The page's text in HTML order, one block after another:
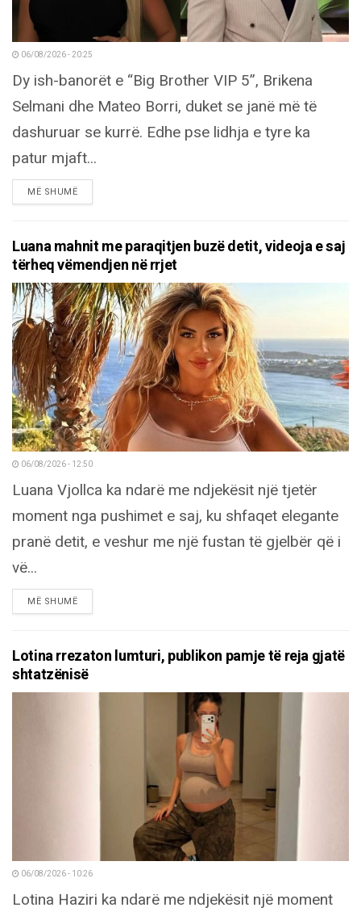
06/08/2026 - 20:25
Dy ish-banorët e “Big Brother VIP 5”, Brikena
Selmani dhe Mateo Borri, duket se janë më të
dashuruar se kurrë. Edhe pse lidhja e tyre ka
patur mjaft...
MË SHUMËDETAILS
Luana mahnit me paraqitjen buzë detit, videoja e saj
tërheq vëmendjen në rrjet
06/08/2026 - 12:50
Luana Vjollca ka ndarë me ndjekësit një tjetër
moment nga pushimet e saj, ku shfaqet elegante
pranë detit, e veshur me një fustan të gjelbër që i
vë...
MË SHUMËDETAILS
Lotina rrezaton lumturi, publikon pamje të reja gjatë
shtatzënisë
06/08/2026 - 10:26
Lotina Haziri ka ndarë me ndjekësit një moment